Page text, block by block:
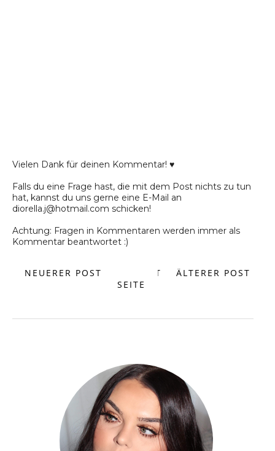
Vielen Dank für deinen Kommentar! ♥
Falls du eine Frage hast, die mit dem Post nichts zu tun
hat, kannst du uns gerne eine E-Mail an
diorella.j@hotmail.com schicken!
Achtung: Fragen in Kommentaren werden immer als
Kommentar beantwortet :)
NEUERER POST ÄLTERER POST
START
SEITE